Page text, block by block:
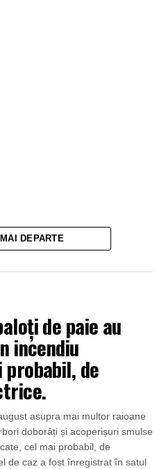
DEPARTE
de paie au
incendiu
de
asupra mai multor raioane
doborâți și acoperișuri smulse
cel mai probabil, de
de caz a fost înregistrat în satul